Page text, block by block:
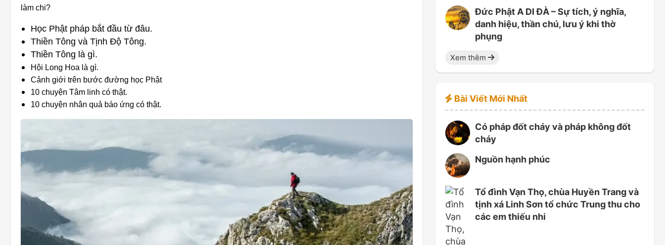
làm chi?
Học Phật pháp bắt đầu từ đâu.
Thiền Tông và Tịnh Độ Tông.
Thiền Tông là gì.
Hội Long Hoa là gì.
Cảnh giới trên bước đường học Phật
10 chuyện Tâm linh có thật.
10 chuyện nhân quả báo ứng có thật.
Đức Phật A DI ĐÀ – Sự tích, ý nghĩa,
danh hiệu, thần chú, lưu ý khi thờ
phụng
Xem thêm
Bài Viết Mới Nhất
Có pháp đốt cháy và pháp không đốt
cháy
Nguồn hạnh phúc
Tổ đình Vạn Thọ, chùa Huyền Trang và
tịnh xá Linh Sơn tổ chức Trung thu cho
các em thiếu nhi